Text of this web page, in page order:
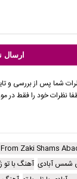
شما پس از بررسی و
نظرات خود را فقط در
Zaki Shams
شمس آبادی آهنگ با